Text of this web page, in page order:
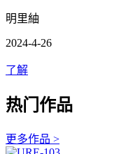
明里紬
2024-4-26
了解
热门作品
更多作品 >